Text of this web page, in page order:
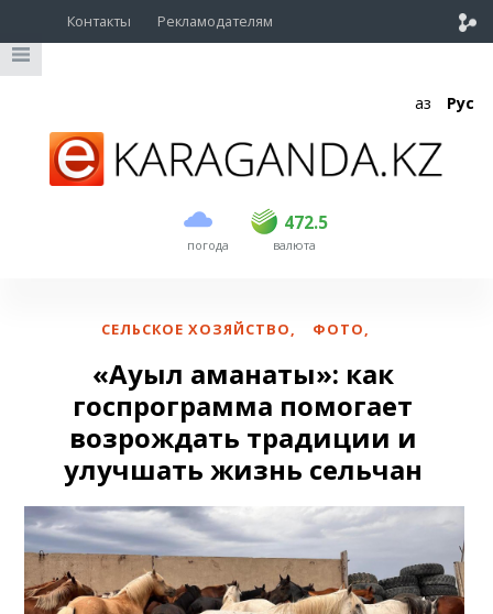
Контакты Рекламодателям
Қаз Рус
погода
472.5
USD 469 472.5
EUR валюта
СЕЛЬСКОЕ ХОЗЯЙСТВО, ФОТО,
«Ауыл аманаты»: как
госпрограмма помогает
возрождать традиции и
улучшать жизнь сельчан